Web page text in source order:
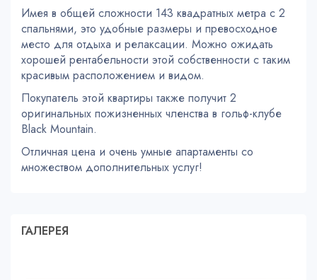
Имея в общей сложности 143 квадратных метра с 2
спальнями, это удобные размеры и превосходное
место для отдыха и релаксации. Можно ожидать
хорошей рентабельности этой собственности с таким
красивым расположением и видом.
Покупатель этой квартиры также получит 2
оригинальных пожизненных членства в гольф-клубе
Black Mountain.
Отличная цена и очень умные апартаменты со
множеством дополнительных услуг!
ГАЛЕРЕЯ